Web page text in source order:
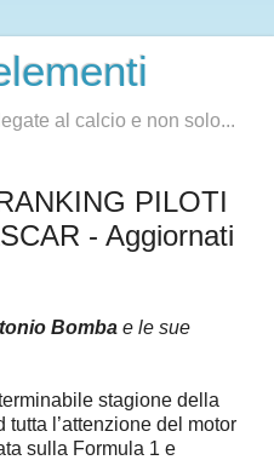
al calcio e non solo...
PILOTI
- Aggiornati
Bomba e le sue
stagione della
l’attenzione del motor
sulla Formula 1 e